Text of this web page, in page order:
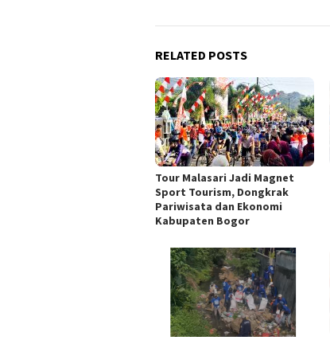
RELATED POSTS
Tour Malasari Jadi Magnet
Sport Tourism, Dongkrak
Pariwisata dan Ekonomi
Kabupaten Bogor